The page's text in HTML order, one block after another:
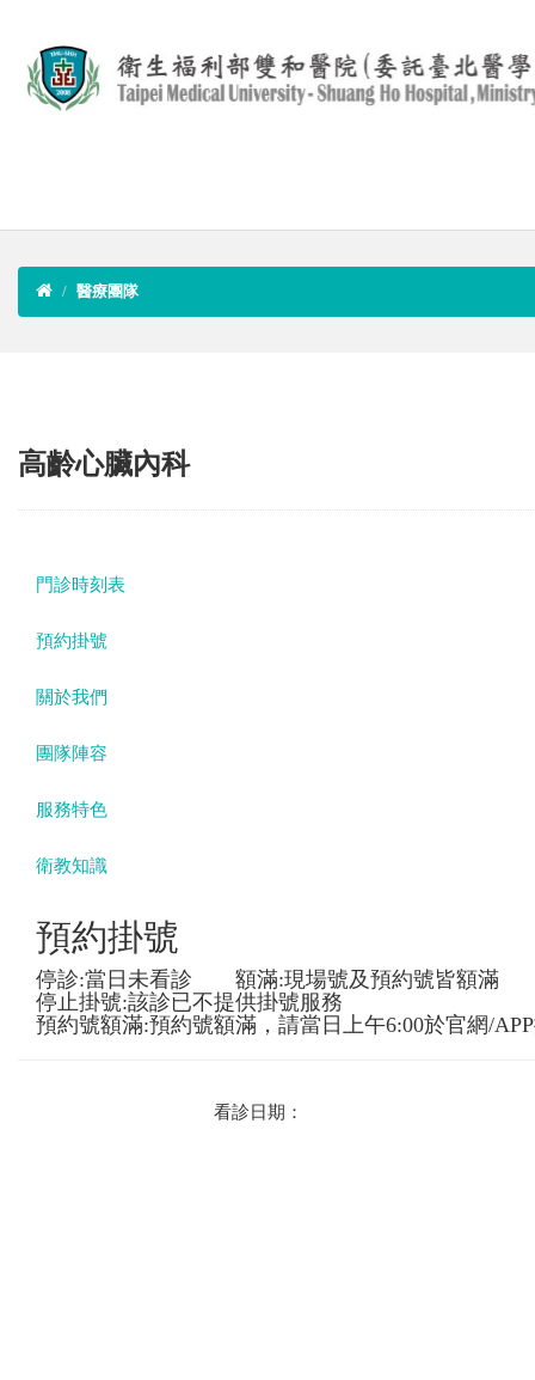
醫療團隊
高齡心臟內科
門診時刻表
預約掛號
關於我們
團隊陣容
服務特色
衛教知識
預約掛號
停診:當日未看診 額滿:現場號及預約號皆額滿
停止掛號:該診已不提供掛號服務
預約號額滿:預約號額滿，請當日上午6:00於官網/
看診日期：